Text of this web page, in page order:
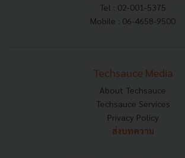
Tel : 02-001-5375
Mobile : 06-4658-9500
Techsauce Media
About Techsauce
Techsauce Services
Privacy Policy
ส่งบทความ